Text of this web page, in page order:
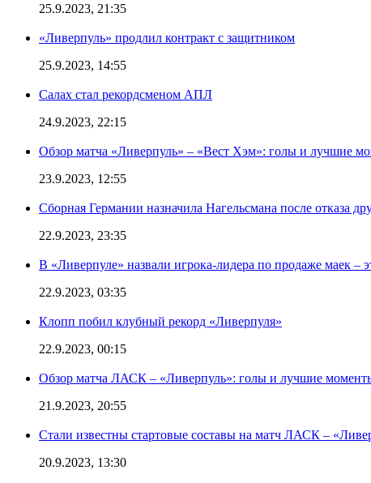
25.9.2023, 21:35
«Ливерпуль» продлил контракт с защитником
25.9.2023, 14:55
Салах стал рекордсменом АПЛ
24.9.2023, 22:15
Обзор матча «Ливерпуль» – «Вест Хэм»: голы и лучшие
23.9.2023, 12:55
Сборная Германии назначила Нагельсмана после отказа
22.9.2023, 23:35
В «Ливерпуле» назвали игрока-лидера по продаже маек –
22.9.2023, 03:35
Клопп побил клубный рекорд «Ливерпуля»
22.9.2023, 00:15
Обзор матча ЛАСК – «Ливерпуль»: голы и лучшие
21.9.2023, 20:55
Стали известны стартовые составы на матч ЛАСК –
20.9.2023, 13:30